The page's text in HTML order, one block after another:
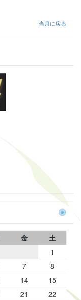
当月に戻る
金
土
1
7
8
14
15
21
22